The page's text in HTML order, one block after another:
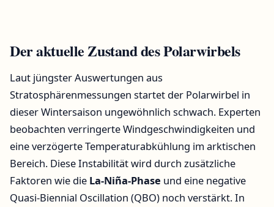
Der aktuelle Zustand des Polarwirbels
Laut jüngster Auswertungen aus
Stratosphärenmessungen startet der Polarwirbel in
dieser Wintersaison ungewöhnlich schwach. Experten
beobachten verringerte Windgeschwindigkeiten und
eine verzögerte Temperaturabkühlung im arktischen
Bereich. Diese Instabilität wird durch zusätzliche
Faktoren wie die La-Niña-Phase und eine negative
Quasi-Biennial Oscillation (QBO) noch verstärkt. In